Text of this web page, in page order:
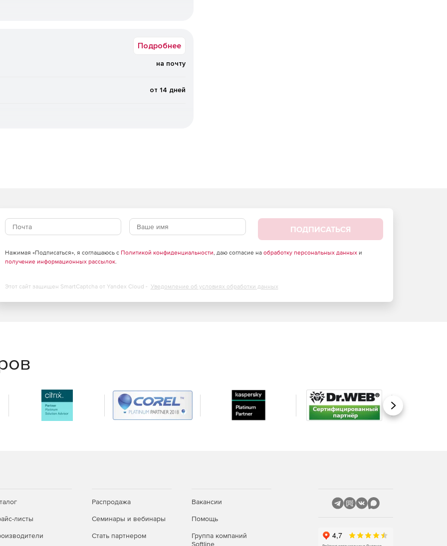
резервных копий и хранилищ.
стоимости владения.
Дедупликация и сжатие
на наиболее производительные хосты
носитель.
ИБ.
журнал событий и действий, сбор диагностических
событий в SIEM‑системы через Syslog/CEF,
агентов, автономная работа агентов без связи с
CLI.
снимков; для Windows — автоматическое
Подробнее
на почту
от 14 дней
ПОДПИСАТЬСЯ
Нажимая «Подписаться», я соглашаюсь с Политикой конфиденциальности, даю согласие на обработку персональных данныхи
получение информационных рассылок.
Этот сайт защищен SmartCaptcha от Yandex Cloud - Уведомление об условиях обработки данных
Вперед
листы
Распродажа
Семинары и вебинары
Стать партнером
Вакансии
Помощь
Группа компаний
Softline